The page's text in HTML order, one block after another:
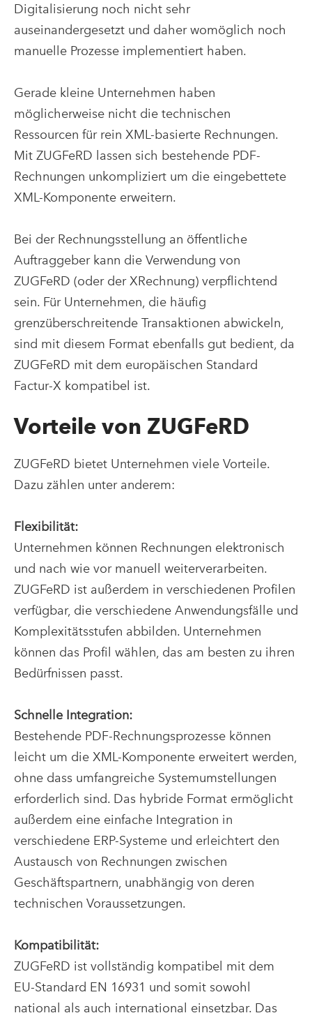
Digitalisierung noch nicht sehr
auseinandergesetzt und daher womöglich noch
manuelle Prozesse implementiert haben.
Gerade kleine Unternehmen haben
möglicherweise nicht die technischen
Ressourcen für rein XML-basierte Rechnungen.
Mit ZUGFeRD lassen sich bestehende PDF-
Rechnungen unkompliziert um die eingebettete
XML-Komponente erweitern.
Bei der Rechnungsstellung an öffentliche
Auftraggeber kann die Verwendung von
ZUGFeRD (oder der XRechnung) verpflichtend
sein. Für Unternehmen, die häufig
grenzüberschreitende Transaktionen abwickeln,
sind mit diesem Format ebenfalls gut bedient, da
ZUGFeRD mit dem europäischen Standard
Factur-X kompatibel ist.
Vorteile von ZUGFeRD
ZUGFeRD bietet Unternehmen viele Vorteile.
Dazu zählen unter anderem:
Flexibilität:
Unternehmen können Rechnungen elektronisch
und nach wie vor manuell weiterverarbeiten.
ZUGFeRD ist außerdem in verschiedenen Profilen
verfügbar, die verschiedene Anwendungsfälle und
Komplexitätsstufen abbilden. Unternehmen
können das Profil wählen, das am besten zu ihren
Bedürfnissen passt.
Schnelle Integration:
Bestehende PDF-Rechnungsprozesse können
leicht um die XML-Komponente erweitert werden,
ohne dass umfangreiche Systemumstellungen
erforderlich sind. Das hybride Format ermöglicht
außerdem eine einfache Integration in
verschiedene ERP-Systeme und erleichtert den
Austausch von Rechnungen zwischen
Geschäftspartnern, unabhängig von deren
technischen Voraussetzungen.
Kompatibilität:
ZUGFeRD ist vollständig kompatibel mit dem
EU-Standard EN 16931 und somit sowohl
national als auch international einsetzbar. Das